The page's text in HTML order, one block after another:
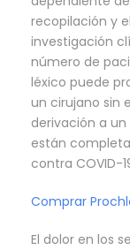
recopilación y
investigación
número de
léxico puede
un cirujano sin
derivación a
están
contra COVID-
Comprar
El dolor en los